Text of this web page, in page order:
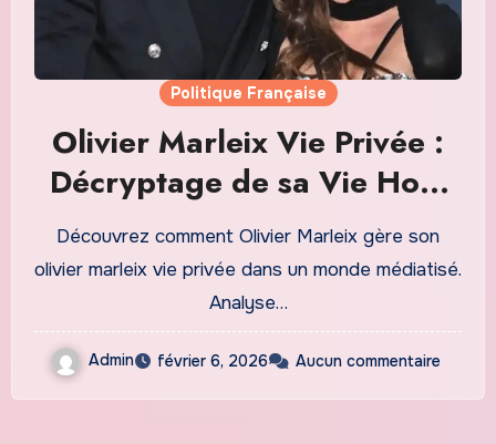
Politique Française
Olivier Marleix Vie Privée :
Décryptage de sa Vie Hors
des Feux de lActualité
Découvrez comment Olivier Marleix gère son
olivier marleix vie privée dans un monde médiatisé.
Analyse…
Admin février 6, 2026 Aucun commentaire